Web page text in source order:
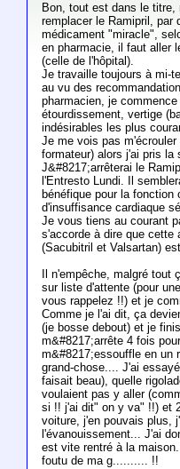
Bon, tout est dans le titre,
remplacer le Ramipril, par
médicament "miracle",
en pharmacie, il faut aller
(celle de l'hôpital).
Je travaille toujours à mi-
au vu des
pharmacien, je
étourdissement, vertige
indésirables les plus
Je me vois pas
formateur) alors j'ai pris la
J&#8217;arrêterai le
l'Entresto Lundi. Il
bénéfique pour la
d'insuffisance cardiaque
Je vous tiens au courant
s'accorde à dire que cette
(Sacubitril et Valsartan)
Il n'empêche, malgré tout
sur liste d'attente (pour
vous rappelez !!) et je
Comme je l'ai dit, ça
(je bosse debout) et je
m&#8217;arrête 4 fois
m&#8217;essouffle en un
grand-chose.... J'ai
faisait beau), quelle
voulaient pas y aller
si !! j'ai dit" on y va" !!) et
voiture, j'en pouvais plus,
l'évanouissement... J'ai
est vite rentré à la
foutu de ma g.......... !!